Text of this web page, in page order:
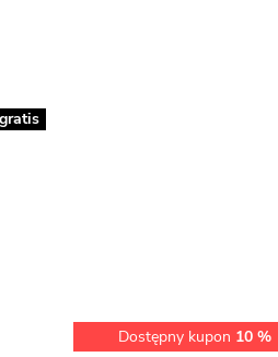
Dostępny kupon 10 %